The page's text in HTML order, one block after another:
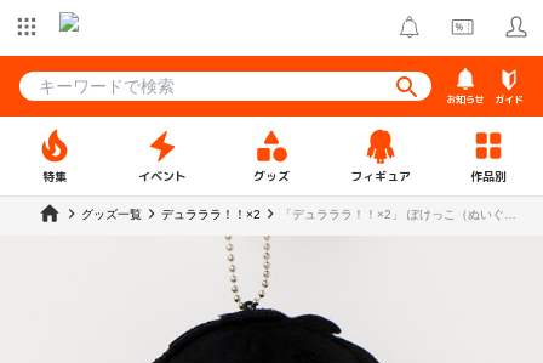
お知らせ ガイド
特集 イベント グッズ フィギュア 作品別
グッズ一覧 デュラララ！！×2
「デュラララ！！×2」 ぽけっこ（ぬいぐる